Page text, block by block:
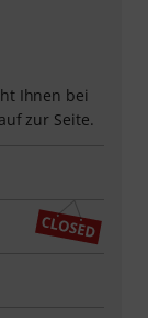
Ihnen bei
zur Seite.